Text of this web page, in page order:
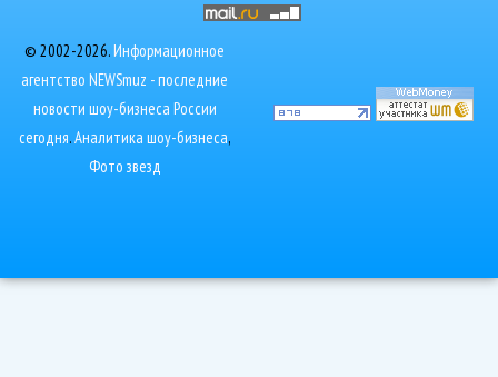
© 2002-2026.Информационное
агентство NEWSmuz - последние
новости шоу-бизнеса России
сегодня.Аналитика шоу-бизнеса,
Фото звезд